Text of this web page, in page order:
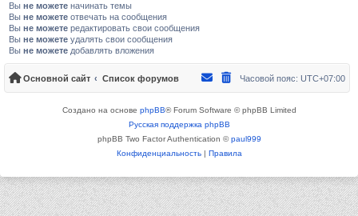
Вы не можете начинать темы
Вы не можете отвечать на сообщения
Вы не можете редактировать свои сообщения
Вы не можете удалять свои сообщения
Вы не можете добавлять вложения
Основной сайт Список форумов Часовой пояс: UTC+07:00
Создано на основе phpBB® Forum Software © phpBB Limited
Русская поддержка phpBB
phpBB Two Factor Authentication ©paul999
Конфиденциальность| Правила